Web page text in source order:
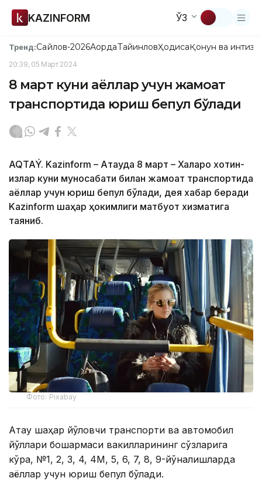
KAZINFORM ЎЗ
Тренд:Сайлов-2026АқордаТайинловҲодисаҚонун ва
20:39, 05 Март 2024
8 март куни аёллар учун жамоат
транспортида юриш бепул бўлади
AQTAÝ. Kazinform – Ақтауда 8 март – Халқаро хотин-
қизлар куни муносабати билан жамоат транспортида
аёллар учун юриш бепул бўлади, дея хабар беради
Kazinform шаҳар ҳокимлиги матбуот хизматига
таяниб.
Фото: Рixabay
Ақтау шаҳар йўловчи транспорти ва автомобил
йўллари бошқармаси вакилларининг сўзларига
кўра, №1, 2, 3, 4, 4М, 5, 6, 7, 8, 9-йўналишларда
аёллар учун юриш бепул бўлади.